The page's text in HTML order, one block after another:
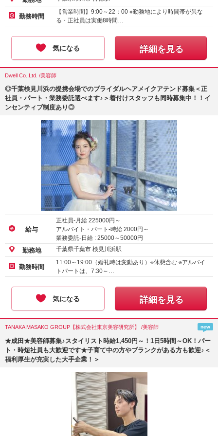
勤務時間
【営業時間】9:00～22：00 ※勤務地により時間帯が異な
る・正社員は実働8時間…
気になる 詳細を見る
Dwell Co.,Ltd. /美容師
◎千葉検見川浜の提携会場でのブライダルヘアメイクアテンド募集＜正
社員・パート・業務委託選べます♪＞着付けスタッフも同時募集中！！イ
ンセンティブ制度あり◎
給与
正社員-月給 225000円～
アルバイト・パート-時給 2000円～
業務委託-日給 : 25000～50000円
勤務地 千葉県千葉市 検見川浜駅
勤務時間
11:00～19:00（婚礼時は変動あり）※休憩含む ※アルバイ
トパートは、7:30～…
気になる 詳細を見る
TANAKA MASAKO GROUP【株式会社東京美容研究所】 /美容師 new
★成田★美容師募集♪スタイリスト時給1,450円～！1日5時間～OK！パー
ト・時短社員も大歓迎です★子育て中の方やブランクがある方も歓迎♪＜
福利厚生が充実した大手企業！＞